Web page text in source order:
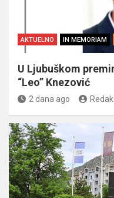
AKTUELNO IN MEMORIAM
U Ljubuškom
“Leo” Knezović
2 dana ago